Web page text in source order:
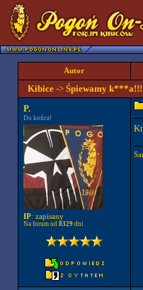
Autor
Kibice-> Śpiewamy k***a!!!
P.
Do końca!
IP: zapisany
Na forum od 8329dni